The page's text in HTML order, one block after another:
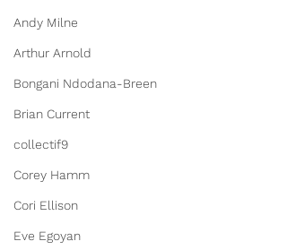
Andy Milne
Arthur Arnold
Bongani Ndodana-Breen
Brian Current
collectif9
Corey Hamm
Cori Ellison
Eve Egoyan